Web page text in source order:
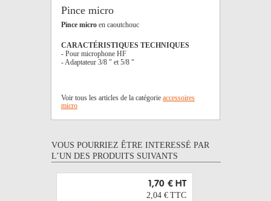
Pince micro
Pince micro en caoutchouc
CARACTÉRISTIQUES TECHNIQUES
- Pour microphone HF
- Adaptateur 3/8 " et 5/8 "
Voir tous les articles de la catégorie accessoires
micro
VOUS POURRIEZ ÊTRE INTERESSÉ PAR
L’UN DES PRODUITS SUIVANTS
1,70 € HT
2,04 € TTC